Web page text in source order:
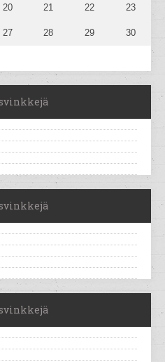
20 21 22 23
27 28 29 30